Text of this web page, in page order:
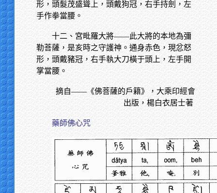
形，頭髮茂盛聳上，頭戴狗冠，右手持劍，左
手作拳當腰。
十二、宮毗羅大將——此大將的本地為彌
勒菩薩，是亥時之守護神。通身赤色，現忿怒
形，頭戴豬冠，右手執大刀橫于頭上，左手開
掌當腰。
摘自——《佛菩薩的戶籍》，大乘印經會
出版，楊白衣居士著
藥師佛心咒